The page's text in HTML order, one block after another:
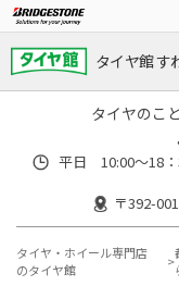
タイヤ館 す
タイヤのこ
平日 10:00〜18
〒392-
タイヤ・ホイール専門店
のタイヤ館